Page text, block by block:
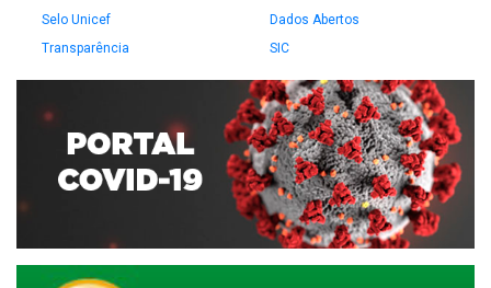
Selo Unicef
Dados Abertos
Transparência
SIC